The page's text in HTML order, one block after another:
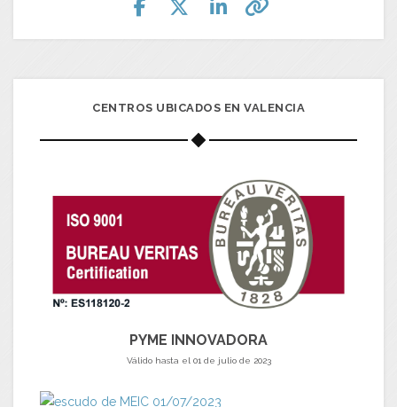
CENTROS UBICADOS EN VALENCIA
PYME INNOVADORA
Válido hasta el 01 de julio de 2023